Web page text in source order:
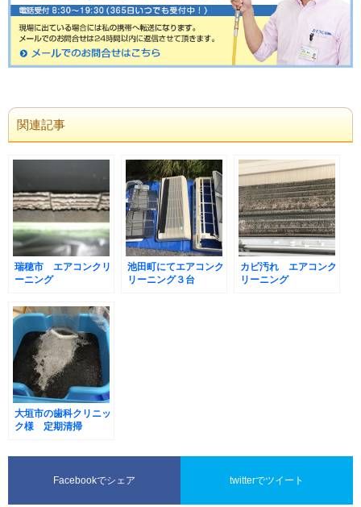
関連記事
瑞穂市 エアコンクリ
ーニング
池田町にてエアコンク
リーニング３台
カビ汚れ エアコンク
リーニング
大垣市の歯科クリニッ
ク様 定期清掃
Facebookでシェア twitterでツイート